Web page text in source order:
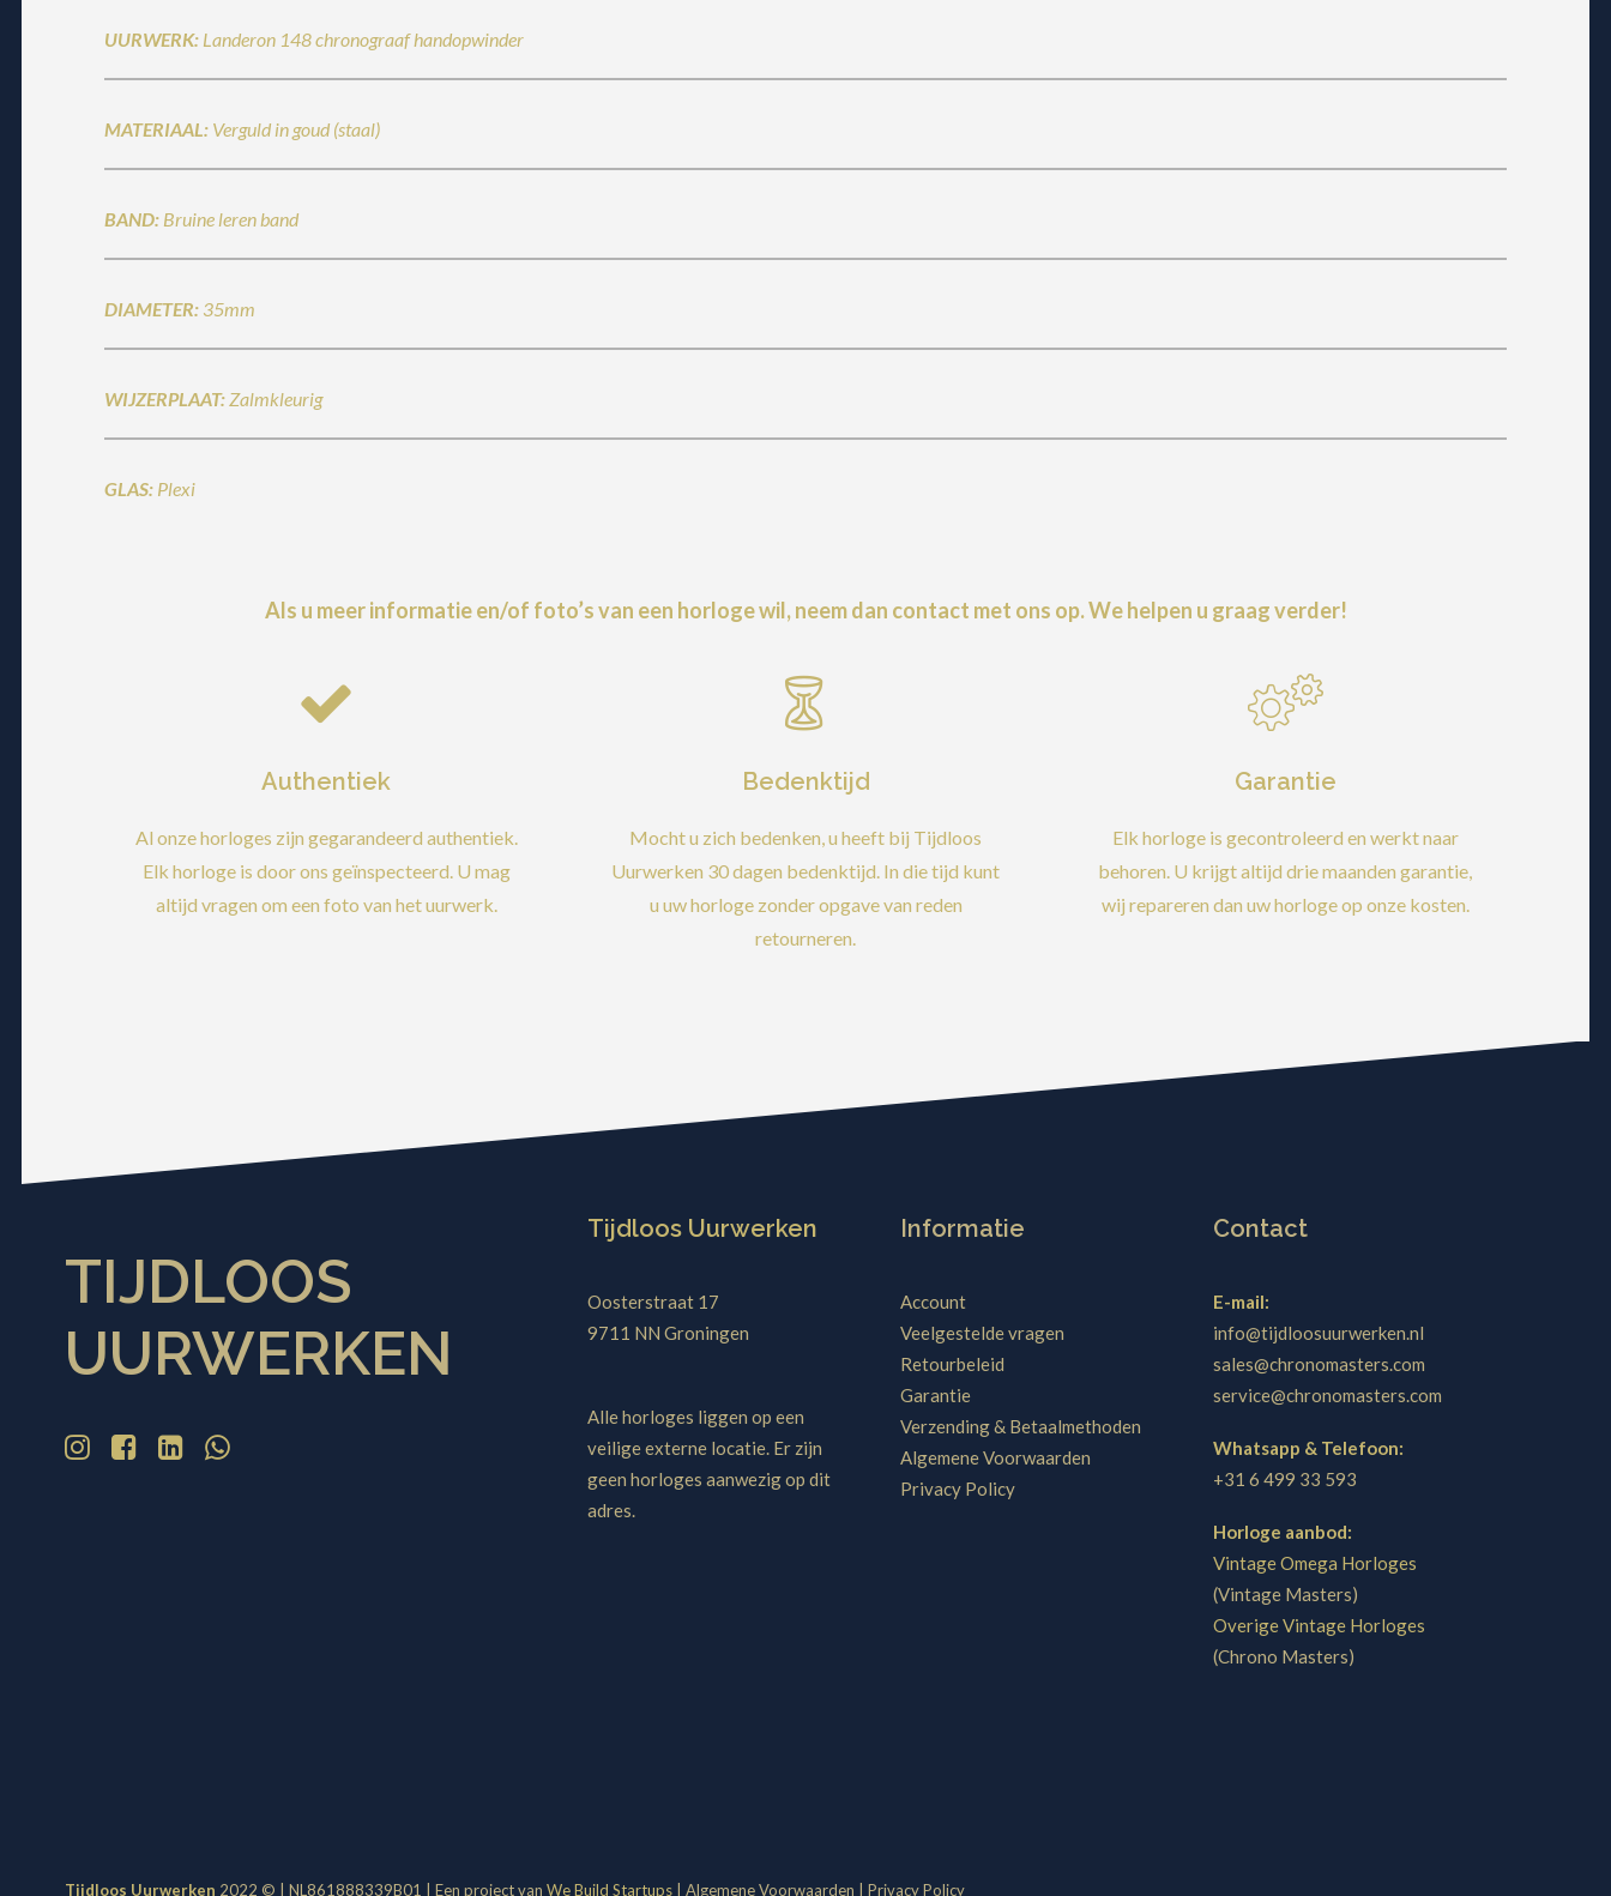
UURWERK:Landeron 148 chronograaf handopwinder
MATERIAAL:Verguld in goud (staal)
BAND:Bruine leren band
DIAMETER:35mm
WIJZERPLAAT:Zalmkleurig
GLAS:Plexi
Als u meer informatie en/of foto’s van een horloge wil, neem dan contact met ons op. We helpen u graag verder!
Authentiek
Al onze horloges zijn gegarandeerd authentiek.
Elk horloge is door ons geïnspecteerd. U mag
altijd vragen om een foto van het uurwerk.
Bedenktijd
Mocht u zich bedenken, u heeft bij Tijdloos
Uurwerken 30 dagen bedenktijd. In die tijd kunt
u uw horloge zonder opgave van reden
retourneren.
Garantie
Elk horloge is gecontroleerd en werkt naar
behoren. U krijgt altijd drie maanden garantie,
wij repareren dan uw horloge op onze kosten.
TIJDLOOS
UURWERKEN
Tijdloos Uurwerken
Oosterstraat 17
9711 NN Groningen
Alle horloges liggen op een
veilige externe locatie. Er zijn
geen horloges aanwezig op dit
adres.
Informatie
Account
Veelgestelde vragen
Retourbeleid
Garantie
Verzending & Betaalmethoden
Algemene Voorwaarden
Privacy Policy
Contact
E-mail:
info@tijdloosuurwerken.nl
sales@chronomasters.com
service@chronomasters.com
Whatsapp & Telefoon:
+31 6 499 33 593
Horloge aanbod:
Vintage Omega Horloges
(Vintage Masters)
Overige Vintage Horloges
(Chrono Masters)
Tijdloos Uurwerken 2022 © | NL861888339B01 | Een project van We Build Startups Algemene Voorwaarden Privacy Policy